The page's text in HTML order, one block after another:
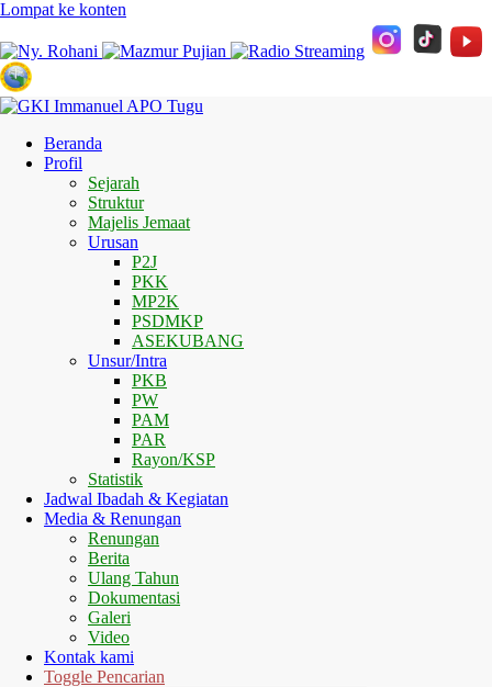
Lompat ke konten
Beranda
Profil
Sejarah
Struktur
Majelis Jemaat
Urusan
P2J
PKK
MP2K
PSDMKP
ASEKUBANG
Unsur/Intra
PKB
PW
PAM
PAR
Rayon/KSP
Statistik
Jadwal Ibadah & Kegiatan
Media & Renungan
Renungan
Berita
Ulang Tahun
Dokumentasi
Galeri
Video
Kontak kami
Toggle Pencarian